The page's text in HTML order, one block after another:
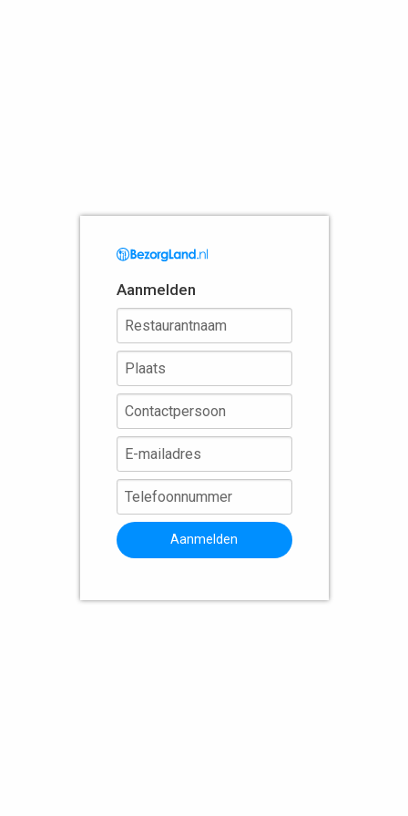
Aanmelden
Aanmelden